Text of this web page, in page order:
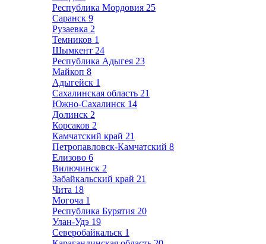
Республика Мордовия 25
Саранск 9
Рузаевка 2
Темников 1
Шымкент 24
Республика Адыгея 23
Майкоп 8
Адыгейск 1
Сахалинская область 21
Южно-Сахалинск 14
Долинск 2
Корсаков 2
Камчатский край 21
Петропавловск-Камчатский 8
Елизово 6
Вилючинск 2
Забайкальский край 21
Чита 18
Могоча 1
Республика Бурятия 20
Улан-Удэ 19
Северобайкальск 1